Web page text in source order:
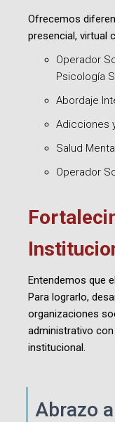
Ofrecemos
presencial, virtual
Operador
Psicología
Abordaje
Adicciones
Salud
Operador
Entendemos que
Para lograrlo,
organizaciones
administrativo
institucional.
Abrazo